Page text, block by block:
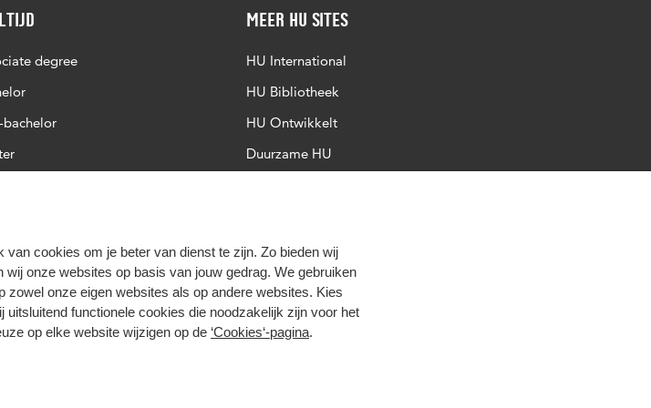
van cookies om je beter van dienst te zijn. Zo bieden wij
onze websites op basis van jouw gedrag. We gebruiken
onze eigen websites als op andere websites. Kies
uitsluitend functionele cookies die noodzakelijk zijn voor het
op elke website wijzigen op de ‘Cookies‘-pagina.
degree
bachelor
Meer HU sites
HU International
HU Bibliotheek
HU Ontwikkelt
Duurzame HU